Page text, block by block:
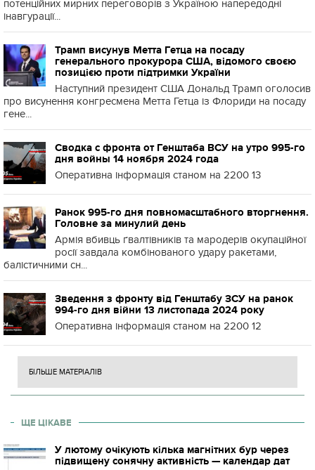
потенційних мирних переговорів з Україною напередодні
інавгурації...
Трамп висунув Метта Гетца на посаду
генерального прокурора США, відомого своєю
позицією проти підтримки України
Наступний президент США Дональд Трамп оголосив
про висунення конгресмена Метта Гетца із Флориди на посаду
гене...
Сводка с фронта от Генштаба ВСУ на утро 995-го
дня войны 14 ноября 2024 года
Оперативна інформація станом на 2200 13
Ранок 995-го дня повномасштабного вторгнення.
Головне за минулий день
Армія вбивць ґвалтівників та мародерів окупаційної
росії завдала комбінованого удару ракетами,
балістичними сн...
Зведення з фронту від Генштабу ЗСУ на ранок
994-го дня війни 13 листопада 2024 року
Оперативна інформація станом на 2200 12
БІЛЬШЕ МАТЕРІАЛІВ
ЩЕ ЦІКАВЕ
У лютому очікують кілька магнітних бур через
підвищену сонячну активність — календар дат